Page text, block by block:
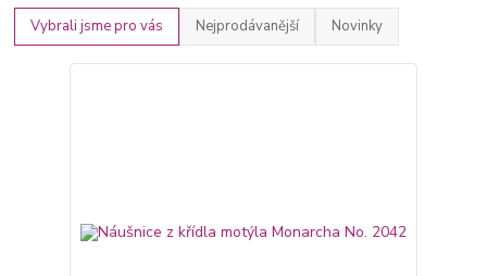
Vybrali jsme pro vás Nejprodávanější Novinky